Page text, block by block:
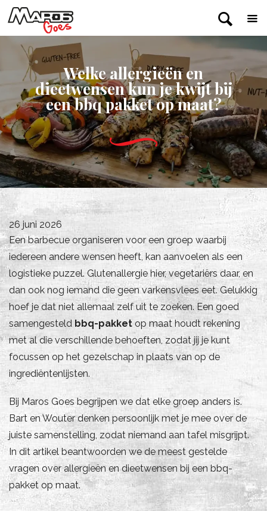
Welke allergieën en
dieetwensen kun je kwijt bij
een bbq pakket op maat?
26 juni 2026
Een barbecue organiseren voor een groep waarbij
iedereen andere wensen heeft, kan aanvoelen als een
logistieke puzzel. Glutenallergie hier, vegetariërs daar, en
dan ook nog iemand die geen varkensvlees eet. Gelukkig
hoef je dat niet allemaal zelf uit te zoeken. Een goed
samengesteld bbq-pakket op maat houdt rekening
met al die verschillende behoeften, zodat jij je kunt
focussen op het gezelschap in plaats van op de
ingrediëntenlijsten.
Bij Maros Goes begrijpen we dat elke groep anders is.
Bart en Wouter denken persoonlijk met je mee over de
juiste samenstelling, zodat niemand aan tafel misgrijpt.
In dit artikel beantwoorden we de meest gestelde
vragen over allergieën en dieetwensen bij een bbq-
pakket op maat.